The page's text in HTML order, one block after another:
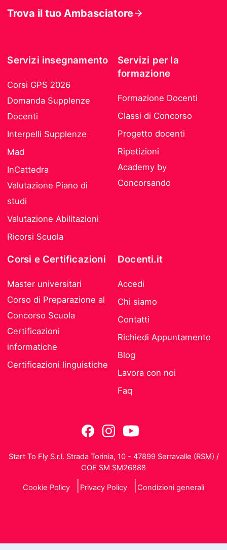
Trova il tuo Ambasciatore
Servizi insegnamento
Corsi GPS 2026
Domanda Supplenze
Docenti
Interpelli Supplenze
Mad
InCattedra
Valutazione Piano di
studi
Valutazione Abilitazioni
Ricorsi Scuola
Servizi per la
formazione
Formazione Docenti
Classi di Concorso
Progetto docenti
Ripetizioni
Academy by
Concorsando
Corsi e Certificazioni
Master universitari
Corso di Preparazione al
Concorso Scuola
Certificazioni
informatiche
Certificazioni linguistiche
Docenti.it
Accedi
Chi siamo
Contatti
Richiedi Appuntamento
Blog
Lavora con noi
Faq
Start To Fly S.r.l. Strada Torinia, 10 - 47899 Serravalle (RSM) /
COE SM SM26888
Cookie Policy Privacy Policy Condizioni generali